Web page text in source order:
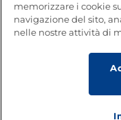
Inizio pagina
memorizzare i cookie
navigazione del sito,
nelle nostre attività di